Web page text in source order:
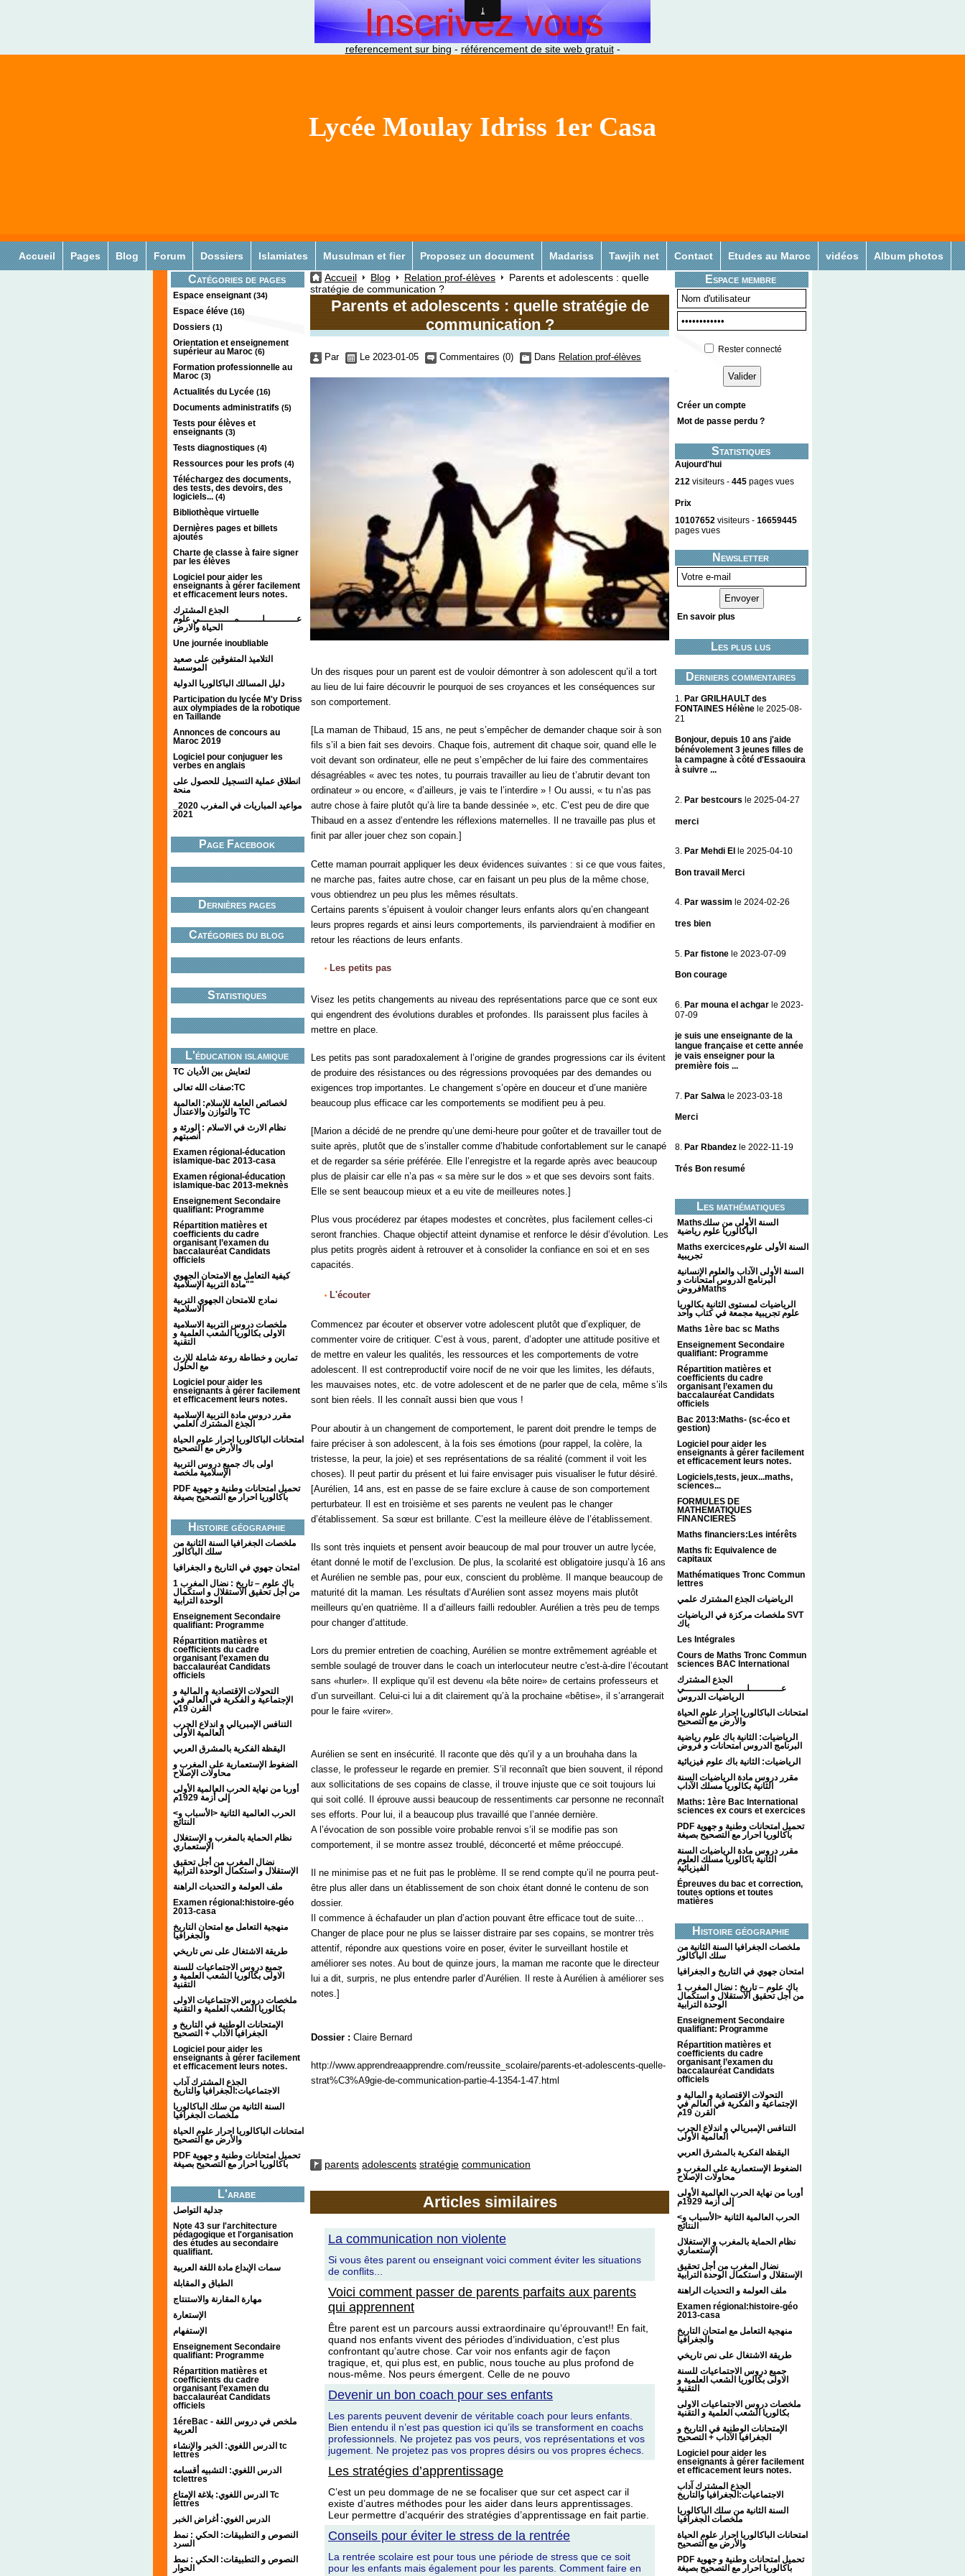
referencement sur bing - référencement de site web gratuit-
Lycée Moulay Idriss 1er Casa
Accueil Pages Blog Forum Dossiers Islamiates Musulman et fier Proposez un document Madariss Tawjih net Contact Etudes au Maroc vidéos Album photos
Catégories de pages
Espace enseignant (34)
Espace éléve (16)
Dossiers (1)
Orientation et enseignement
supérieur au Maroc (6)
Formation professionnelle au
Maroc (3)
Actualités du Lycée (16)
Documents administratifs (5)
Tests pour élèves et
enseignants (3)
Tests diagnostiques (4)
Ressources pour les profs (4)
Téléchargez des documents,
des tests, des devoirs, des
logiciels... (4)
Bibliothèque virtuelle
Dernières pages et billets
ajoutés
Charte de classe à faire signer
par les élèves
Logiciel pour aider les
enseignants à gérer facilement
et efficacement leurs notes.
الجذع المشترك
عـــــــــــلــــــــمــــــــــــي علوم
الحياة والارض
Une journée inoubliable
التلاميذ المتفوقين على صعيد
الموسسة
دليل المسالك الباكالوريا الدولية
Participation du lycée M'y Driss
aux olympiades de la robotique
en Taillande
Annonces de concours au
Maroc 2019
Logiciel pour conjuguer les
verbes en anglais
انطلاق عملية التسجيل للحصول على
منحة
2021
Page Facebook
Dernières pages
Catégories du blog
Statistiques
L'éducation islamique
TC لتعايش بين الأديان
صفات الله تعالى:TC
لخصائص العامة للإسلام: العالمية
والتوازن والاعتدال TC
نظام الارث في الاسلام : الورثة و
أنصبتهم
Examen régional-éducation
islamique-bac 2013-casa
Examen régional-éducation
islamique-bac 2013-meknès
Enseignement Secondaire
qualifiant: Programme
Répartition matières et
coefficients du cadre
organisant l’examen du
baccalauréat Candidats
officiels
كيفية التعامل مع الامتحان الجهوي
"مادة التربية الإسلامية"
نمادج للامتحان الجهوي التربية
الاسلامية
ملخصات دروس التربية الاسلامية
الاولى بكالوريا الشعب العلمية و
التقنية
تمارين و خطاطة روعة شاملة للإرث
مع الحلول
Logiciel pour aider les
enseignants à gérer facilement
et efficacement leurs notes.
مقرر دروس مادة التربية الإسلامية
الجذع المشترك العلمي
امتحانات الباكالوريا احرار علوم الحياة
والأرض مع التصحيح
اولى باك جميع دروس التربية
الإسلامية ملخصة
PDF تحميل امتحانات وطنية و جهوية
باكالوريا احرار مع التصحيح بصيغة
Histoire géographie
ملخصات الجغرافيا السنة الثانية من
سلك الباكالور
امتحان جهوي في التاريخ و الجغرافيا
1 باك علوم – تاريخ : نضال المغرب
من أجل تحقيق الاستقلال و استكمال
الوحدة الترابية
Enseignement Secondaire
qualifiant: Programme
Répartition matières et
coefficients du cadre
organisant l’examen du
baccalauréat Candidats
officiels
التحولات الإقتصادية و المالية و
الإجتماعية و الفكرية في العالم في
القرن 19م
التنافس الإمبريالي و اندلاع الحرب
العالمية الأولى
اليقظة الفكرية بالمشرق العربي
الضغوط الإستعمارية على المغرب و
محاولات الإصلاح
أوربا من نهاية الحرب العالمية الأولى
إلى أزمة 1929م
<الحرب العالمية الثانية <الأسباب و
النتائج
نظام الحماية بالمغرب و الإستغلال
الإستعماري
نضال المغرب من أجل تحقيق
الإستقلال و استكمال الوحدة الترابية
ملف العولمة و التحديات الراهنة
Examen régional:histoire-géo
2013-casa
منهجية التعامل مع امتحان التاريخ
والجغرافيا
طريقة الاشتغال على نص تاريخي
جميع دروس الاجتماعيات للسنة
الاولى بكالوريا الشعب العلمية و
التقنية
ملخصات دروس الاجتماعيات الاولى
بكالوريا الشعب العلمية و التقنية
الإمتحانات الوطنية في التاريخ و
الجغرافيا الآداب + التصحيح
Logiciel pour aider les
enseignants à gérer facilement
et efficacement leurs notes.
الجذع المشترك آداب
الاجتماعيات:الجغرافيا والتاريخ
السنة الثانية من سلك الباكالوريا
ملخصات الجغرافيا
امتحانات الباكالوريا احرار علوم الحياة
والأرض مع التصحيح
PDF تحميل امتحانات وطنية و جهوية
باكالوريا احرار مع التصحيح بصيغة
L'arabe
جدلية التواصل
Note 43 sur l'architecture
pédagogique et l'organisation
des études au secondaire
qualifiant.
سمات الإبداع مادة اللغة العربية
الطباق و المقابلة
مهارة المقارنة والاستنتاج
الإستعارة
الإستفهام
Enseignement Secondaire
qualifiant: Programme
Répartition matières et
coefficients du cadre
organisant l’examen du
baccalauréat Candidats
officiels
1éreBac - ملخص في دروس اللغة
العربية
الدرس اللغوي: الخبر والإنشاء tc
lettres
الدرس اللغوي: التشبيه أقسامه
tclettres
الدرس اللغوي: بلاغة الإمتاع Tc
lettres
الدرس الغوي: أغراض الخبر
النصوص و التطبيقات: الحكي : نمط
السرد
النصوص و التطبيقات: الحكي : نمط
الحوار
Espace membre
Rester connecté
Créer un compte
Mot de passe perdu ?
Statistiques
Aujourd'hui
212 visiteurs - 445 pages vues
Prix
10107652 visiteurs - 16659445
pages vues
Newsletter
En savoir plus
Les plus lus
Derniers commentaires
1.
Par GRILHAULT des
FONTAINES Hélène le 2025-08-
21
Bonjour, depuis 10 ans j'aide
bénévolement 3 jeunes filles de
la campagne à côté d'Essaouira
à suivre ...
2. Par bestcours le 2025-04-27
merci
3. Par Mehdi El le 2025-04-10
Bon travail Merci
4. Par wassim le 2024-02-26
tres bien
5. Par fistone le 2023-07-09
Bon courage
6. Par mouna el achgar le 2023-
07-09
je suis une enseignante de la
langue française et cette année
je vais enseigner pour la
première fois ...
7. Par Salwa le 2023-03-18
Merci
8. Par Rbandez le 2022-11-19
Trés Bon resumé
Les mathématiques
Mathsالسنة الأولى من سلك
الباكالوريا علوم رياضية
Maths exercicesالسنة الأولى علوم
تجريبية
السنة الأولى الآداب والعلوم الإنسانية
البرنامج الدروس امتحانات و
فروضMaths
الرياضيات لمستوى الثانية بكالوريا
علوم تجريبية مجمعة في كتاب واحد
Maths 1ère bac sc Maths
Enseignement Secondaire
qualifiant: Programme
Répartition matières et
coefficients du cadre
organisant l’examen du
baccalauréat Candidats
officiels
Bac 2013:Maths- (sc-éco et
gestion)
Logiciel pour aider les
enseignants à gérer facilement
et efficacement leurs notes.
Logiciels,tests, jeux...maths,
sciences...
FORMULES DE
MATHEMATIQUES
FINANCIERES
Maths financiers:Les intérêts
Maths fi: Equivalence de
capitaux
Mathématiques Tronc Commun
lettres
الرياضيات الجذع المشترك علمي
ملخصات مركزة في الرياضيات SVT
باك
Les Intégrales
Cours de Maths Tronc Commun
sciences BAC International
الجذع المشترك
عـــــــــــلــــــــمــــــــــــي
الرياضيات الدروس
امتحانات الباكالوريا احرار علوم الحياة
والأرض مع التصحيح
الرياضيات: الثانية باك علوم رياضية
البرنامج الدروس امتحانات و فروض
الرياضيات: الثانية باك علوم فيزيائية
مقرر دروس مادة الرياضيات السنة
الثانية بكالوريا مسلك الآداب
Maths: 1ère Bac International
sciences ex cours et exercices
PDF تحميل امتحانات وطنية و جهوية
باكالوريا احرار مع التصحيح بصيغة
مقرر دروس مادة الرياضيات السنة
الثانية باكالوريا مسلك العلوم
الفيزيائية
Épreuves du bac et correction,
toutes options et toutes
matières
Histoire géographie
ملخصات الجغرافيا السنة الثانية من
سلك الباكالور
امتحان جهوي في التاريخ و الجغرافيا
1 باك علوم – تاريخ : نضال المغرب
من أجل تحقيق الاستقلال و استكمال
الوحدة الترابية
Enseignement Secondaire
qualifiant: Programme
Répartition matières et
coefficients du cadre
organisant l’examen du
baccalauréat Candidats
officiels
التحولات الإقتصادية و المالية و
الإجتماعية و الفكرية في العالم في
القرن 19م
التنافس الإمبريالي و اندلاع الحرب
العالمية الأولى
اليقظة الفكرية بالمشرق العربي
الضغوط الإستعمارية على المغرب و
محاولات الإصلاح
أوربا من نهاية الحرب العالمية الأولى
إلى أزمة 1929م
<الحرب العالمية الثانية <الأسباب و
النتائج
نظام الحماية بالمغرب و الإستغلال
الإستعماري
نضال المغرب من أجل تحقيق
الإستقلال و استكمال الوحدة الترابية
ملف العولمة و التحديات الراهنة
Examen régional:histoire-géo
2013-casa
منهجية التعامل مع امتحان التاريخ
والجغرافيا
طريقة الاشتغال على نص تاريخي
جميع دروس الاجتماعيات للسنة
الاولى بكالوريا الشعب العلمية و
التقنية
ملخصات دروس الاجتماعيات الاولى
بكالوريا الشعب العلمية و التقنية
الإمتحانات الوطنية في التاريخ و
الجغرافيا الآداب + التصحيح
Logiciel pour aider les
enseignants à gérer facilement
et efficacement leurs notes.
الجذع المشترك آداب
الاجتماعيات:الجغرافيا والتاريخ
السنة الثانية من سلك الباكالوريا
ملخصات الجغرافيا
امتحانات الباكالوريا احرار علوم الحياة
والأرض مع التصحيح
PDF تحميل امتحانات وطنية و جهوية
باكالوريا احرار مع التصحيح بصيغة
Accueil Blog Relation prof-élèves
Parents et adolescents : quelle
stratégie de communication ?
Parents et adolescents : quelle stratégie de
communication ?
Par Le 2023-01-05 Commentaires (0) Dans Relation prof-élèves
Un des risques pour un parent est de vouloir démontrer à son adolescent qu’il a tort
au lieu de lui faire découvrir le pourquoi de ses croyances et les conséquences sur
son comportement.
[La maman de Thibaud, 15 ans, ne peut s’empêcher de demander chaque soir à son
fils s’il a bien fait ses devoirs. Chaque fois, autrement dit chaque soir, quand elle le
voit devant son ordinateur, elle ne peut s’empêcher de lui faire des commentaires
désagréables « avec tes notes, tu pourrais travailler au lieu de t’abrutir devant ton
ordinateur » ou encore, « d’ailleurs, je vais te l’interdire » ! Ou aussi, « tu n’as pas
autre chose à faire plutôt qu’à lire ta bande dessinée », etc. C’est peu de dire que
Thibaud en a assez d’entendre les réflexions maternelles. Il ne travaille pas plus et
finit par aller jouer chez son copain.]
Cette maman pourrait appliquer les deux évidences suivantes : si ce que vous faites,
ne marche pas, faites autre chose, car en faisant un peu plus de la même chose,
vous obtiendrez un peu plus les mêmes résultats.
Certains parents s’épuisent à vouloir changer leurs enfants alors qu’en changeant
leurs propres regards et ainsi leurs comportements, ils parviendraient à modifier en
retour les réactions de leurs enfants.
• Les petits pas
Visez les petits changements au niveau des représentations parce que ce sont eux
qui engendrent des évolutions durables et profondes. Ils paraissent plus faciles à
mettre en place.
Les petits pas sont paradoxalement à l’origine de grandes progressions car ils évitent
de produire des résistances ou des régressions provoquées par des demandes ou
exigences trop importantes. Le changement s’opère en douceur et d’une manière
beaucoup plus efficace car les comportements se modifient peu à peu.
[Marion a décidé de ne prendre qu’une demi-heure pour goûter et de travailler tout de
suite après, plutôt que de s’installer comme d’habitude confortablement sur le canapé
et de regarder sa série préférée. Elle l’enregistre et la regarde après avec beaucoup
plus de plaisir car elle n’a pas « sa mère sur le dos » et que ses devoirs sont faits.
Elle se sent beaucoup mieux et a eu vite de meilleures notes.]
Plus vous procéderez par étapes modestes et concrètes, plus facilement celles-ci
seront franchies. Chaque objectif atteint dynamise et renforce le désir d’évolution. Les
plus petits progrès aident à retrouver et à consolider la confiance en soi et en ses
capacités.
• L'écouter
Commencez par écouter et observer votre adolescent plutôt que d’expliquer, de
commenter voire de critiquer. C’est à vous, parent, d’adopter une attitude positive et
de mettre en valeur les qualités, les ressources et les comportements de votre
adolescent. Il est contreproductif voire nocif de ne voir que les limites, les défauts,
les mauvaises notes, etc. de votre adolescent et de ne parler que de cela, même s’ils
sont bien réels. Il les connaît aussi bien que vous !
Pour aboutir à un changement de comportement, le parent doit prendre le temps de
faire préciser à son adolescent, à la fois ses émotions (pour rappel, la colère, la
tristesse, la peur, la joie) et ses représentations de sa réalité (comment il voit les
choses). Il peut partir du présent et lui faire envisager puis visualiser le futur désiré.
[Aurélien, 14 ans, est en passe de se faire exclure à cause de son comportement
perturbateur. Il est en troisième et ses parents ne veulent pas le changer
d’établissement. Sa sœur est brillante. C’est la meilleure élève de l’établissement.
Ils sont très inquiets et pensent avoir beaucoup de mal pour trouver un autre lycée,
étant donné le motif de l’exclusion. De plus, la scolarité est obligatoire jusqu’à 16 ans
et Aurélien ne semble pas, pour eux, conscient du problème. Il manque beaucoup de
maturité dit la maman. Les résultats d’Aurélien sont assez moyens mais plutôt
meilleurs qu’en quatrième. Il a d’ailleurs failli redoubler. Aurélien a très peu de temps
pour changer d’attitude.
Lors du premier entretien de coaching, Aurélien se montre extrêmement agréable et
semble soulagé de trouver dans le coach un interlocuteur neutre c'est-à-dire l’écoutant
sans «hurler». Il explique qu’il est devenu «la bête noire» de certains professeurs et
d’un surveillant. Celui-ci lui a dit clairement qu’à la prochaine «bêtise», il s’arrangerait
pour le faire «virer».
Aurélien se sent en insécurité. Il raconte que dès qu’il y a un brouhaha dans la
classe, le professeur le regarde en premier. S’il reconnaît que bien souvent, il répond
aux sollicitations de ses copains de classe, il trouve injuste que ce soit toujours lui
qui soit collé. Il éprouve aussi beaucoup de ressentiments car personne ne reconnaît
ses efforts. Pour lui, il a beaucoup plus travaillé que l’année dernière.
A l’évocation de son possible voire probable renvoi s’il se modifie pas son
comportement, il se montre assez troublé, déconcerté et même préoccupé.
Il ne minimise pas et ne fuit pas le problème. Il se rend compte qu’il ne pourra peut-
être plus aller dans un établissement de son choix étant donné le contenu de son
dossier.
Il commence à échafauder un plan d’action pouvant être efficace tout de suite…
Changer de place pour ne plus se laisser distraire par ses copains, se montrer très
attentif, répondre aux questions voire en poser, éviter le surveillant hostile et
améliorer ses notes. Au bout de quinze jours, la maman me raconte que le directeur
lui a dit, surpris, ne plus entendre parler d’Aurélien. Il reste à Aurélien à améliorer ses
notes.]
Dossier : Claire Bernard
http://www.apprendreaapprendre.com/reussite_scolaire/parents-et-adolescents-quelle-
strat%C3%A9gie-de-communication-partie-4-1354-1-47.html
parents adolescents stratégie communication
Articles similaires
La communication non violente
Si vous êtes parent ou enseignant voici comment éviter les situations
de conflits...
Voici comment passer de parents parfaits aux parents
qui apprennent
Être parent est un parcours aussi extraordinaire qu’éprouvant!! En fait,
quand nos enfants vivent des périodes d’individuation, c’est plus
confrontant qu’autre chose. Car voir nos enfants agir de façon
tragique, et, qui plus est, en public, nous touche au plus profond de
nous-même. Nos peurs émergent. Celle de ne pouvo
Devenir un bon coach pour ses enfants
Les parents peuvent devenir de véritable coach pour leurs enfants.
Bien entendu il n’est pas question ici qu’ils se transforment en coachs
professionnels. Ne projetez pas vos peurs, vos représentations et vos
jugement. Ne projetez pas vos propres désirs ou vos propres échecs.
Les stratégies d’apprentissage
C’est un peu dommage de ne se focaliser que sur cet aspect car il
existe d’autres méthodes pour les aider dans leurs apprentissages.
Leur permettre d’acquérir des stratégies d’apprentissage en fait partie.
Conseils pour éviter le stress de la rentrée
La rentrée scolaire est pour tous une période de stress que ce soit
pour les enfants mais également pour les parents. Comment faire en